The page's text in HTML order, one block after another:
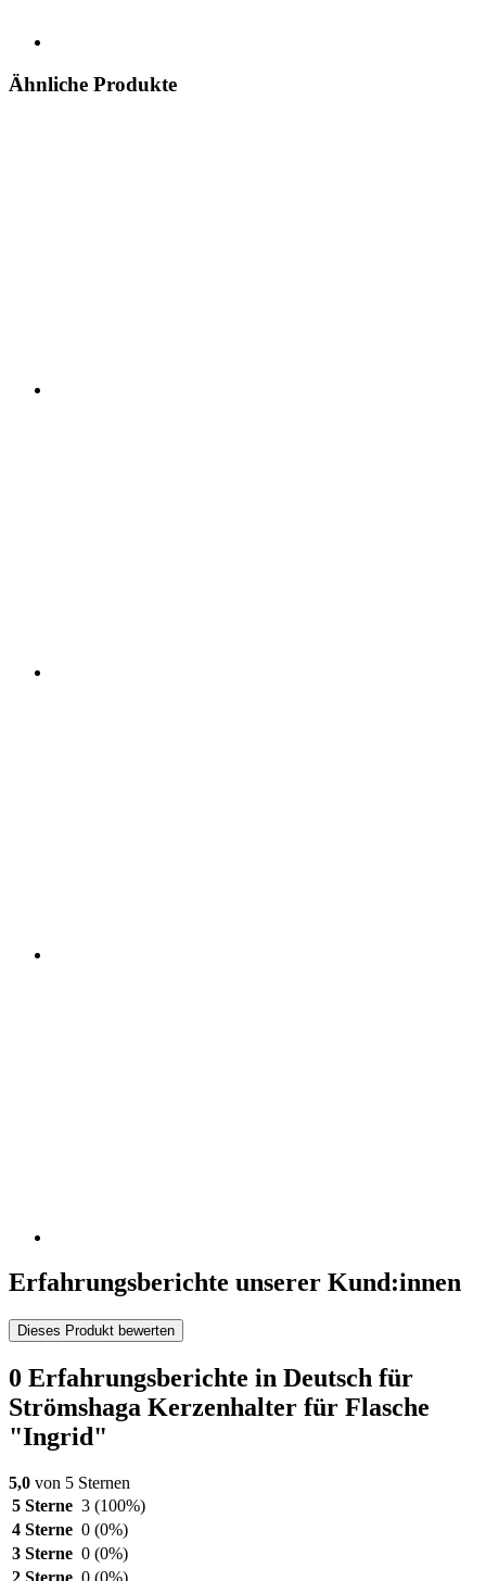
Ähnliche Produkte
Erfahrungsberichte unserer Kund:innen
Dieses Produkt bewerten
0 Erfahrungsberichte in Deutsch für
Strömshaga Kerzenhalter für Flasche
"Ingrid"
5,0 von 5 Sternen
5 Sterne 3 (100%)
4 Sterne 0 (0%)
3 Sterne 0 (0%)